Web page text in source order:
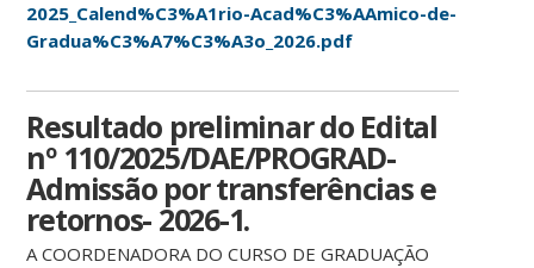
2025_Calend%C3%A1rio-Acad%C3%AAmico-de-
Gradua%C3%A7%C3%A3o_2026.pdf
Resultado preliminar do Edital
nº 110/2025/DAE/PROGRAD-
Admissão por transferências e
retornos- 2026-1.
A COORDENADORA DO CURSO DE GRADUAÇÃO